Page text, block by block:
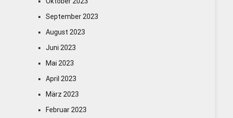
September 2023
August 2023
Juni 2023
Mai 2023
April 2023
März 2023
Februar 2023